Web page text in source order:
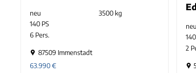
neu
3500 kg
140 PS
6 Pers.
87509 Immenstadt
63.990€
neu
2